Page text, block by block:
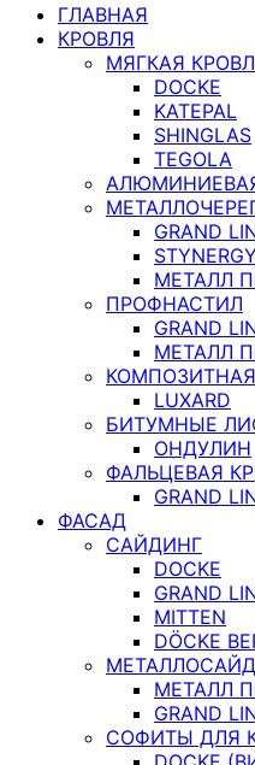
ГЛАВНАЯ
КРОВЛЯ
МЯГКАЯ
DOCKE
KATEPAL
SHINGLAS
TEGOLA
GRAND
STYNERGY
МЕТАЛЛ
ПРОФНАСТИЛ
GRAND
МЕТАЛЛ
LUXARD
БИТУМНЫЕ
ОНДУЛИН
ФАЛЬЦЕВАЯ
GRAND
ФАСАД
САЙДИНГ
DOCKE
GRAND
MITTEN
DÖCKE
МЕТАЛЛ
GRAND
СОФИТЫ ДЛЯ